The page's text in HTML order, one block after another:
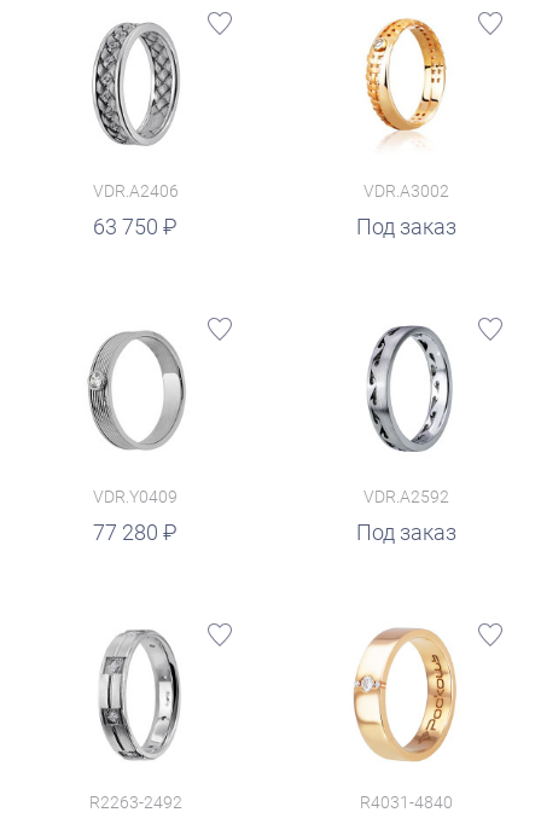
VDR.A2406
63 750
VDR.A3002
Под заказ
VDR.Y0409
77 280
VDR.A2592
Под заказ
R2263-2492 R4031-4840